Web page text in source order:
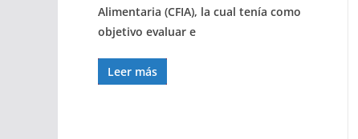
Alimentaria (CFIA), la cual tenía como
objetivo evaluar e
Leer más